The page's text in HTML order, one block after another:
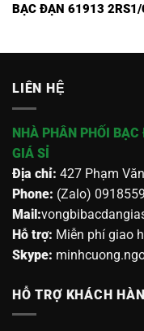
BẠC ĐẠN 61913 2RS1/
LIÊN HỆ
NHÀ PHÂN PHỐI
GIÁ SỈ
Địa chỉ: 427 Phạm
Phone: (Zalo)
Mail:
Hỗ trợ: Miễn phí giao
Skype:
HỖ TRỢ KHÁCH